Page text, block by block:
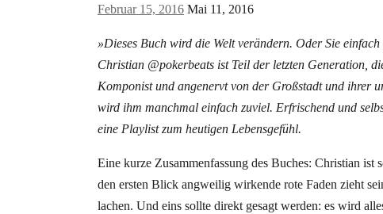
Februar 15, 2016 Mai 11, 2016
»Dieses Buch wird die Welt verändern. Oder Sie
Christian @pokerbeats ist Teil der letzten Generation,
Komponist und angenervt von der Großstadt und ihrer
wird ihm manchmal einfach zuviel. Erfrischend und
eine Playlist zum heutigen Lebensgefühl.
Eine kurze Zusammenfassung des Buches: Christian
den ersten Blick angweilig wirkende rote Faden zieht
lachen. Und eins sollte direkt gesagt werden: es wird